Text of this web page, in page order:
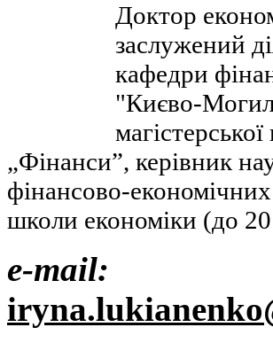
Доктор
заслужений
кафедри
"Києво-
„Фінанси”, керівник
фінансово-
школи економіки (до
e-mail: